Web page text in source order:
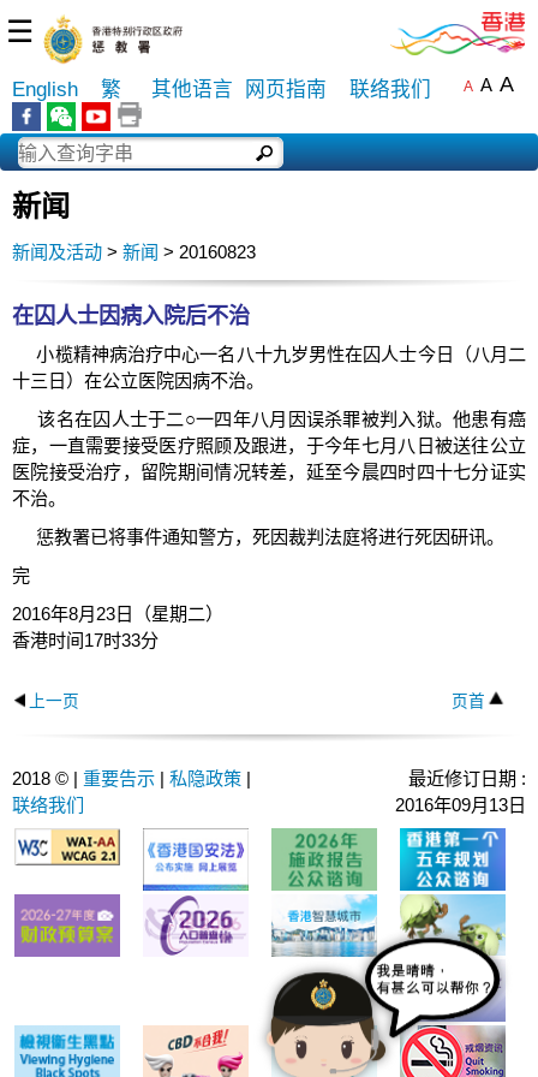
☰
English 繁 其他语言 网页指南 联络我们 A A A
新闻
新闻及活动 > 新闻 > 20160823
在囚人士因病入院后不治
小榄精神病治疗中心一名八十九岁男性在囚人士今日（八月二
十三日）在公立医院因病不治。
该名在囚人士于二○一四年八月因误杀罪被判入狱。他患有癌
症，一直需要接受医疗照顾及跟进，于今年七月八日被送往公立
医院接受治疗，留院期间情况转差，延至今晨四时四十七分证实
不治。
惩教署已将事件通知警方，死因裁判法庭将进行死因研讯。
完
2016年8月23日（星期二）
香港时间17时33分
上一页 页首
2018 © | 重要告示 | 私隐政策 |
联络我们
最近修订日期 :
2016年09月13日